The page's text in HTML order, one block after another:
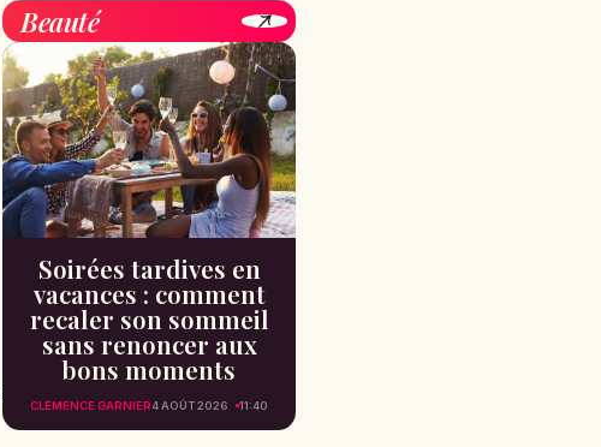
Beauté
Soirées tardives en
vacances : comment
recaler son sommeil
sans renoncer aux
bons moments
CLÉMENCE GARNIER4 AOÛT 2026 11:40